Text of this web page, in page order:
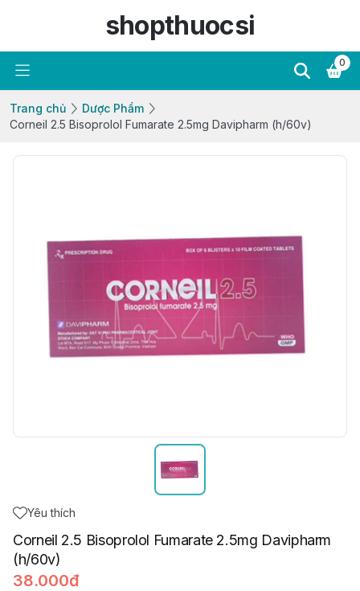
shopthuocsi
0
Trang chủ
Dược Phẩm
Corneil 2.5 Bisoprolol Fumarate 2.5mg Davipharm (h/60v)
Yêu thích
Corneil 2.5 Bisoprolol Fumarate 2.5mg Davipharm
(h/60v)
38.000đ